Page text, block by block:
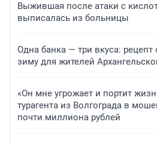
Выжившая после атаки с
выписалась из больницы
Одна банка — три вкуса:
зиму для жителей
«Он мне угрожает и портит
турагента из Волгограда в
почти миллиона рублей